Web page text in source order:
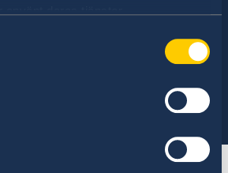
you are looking for: